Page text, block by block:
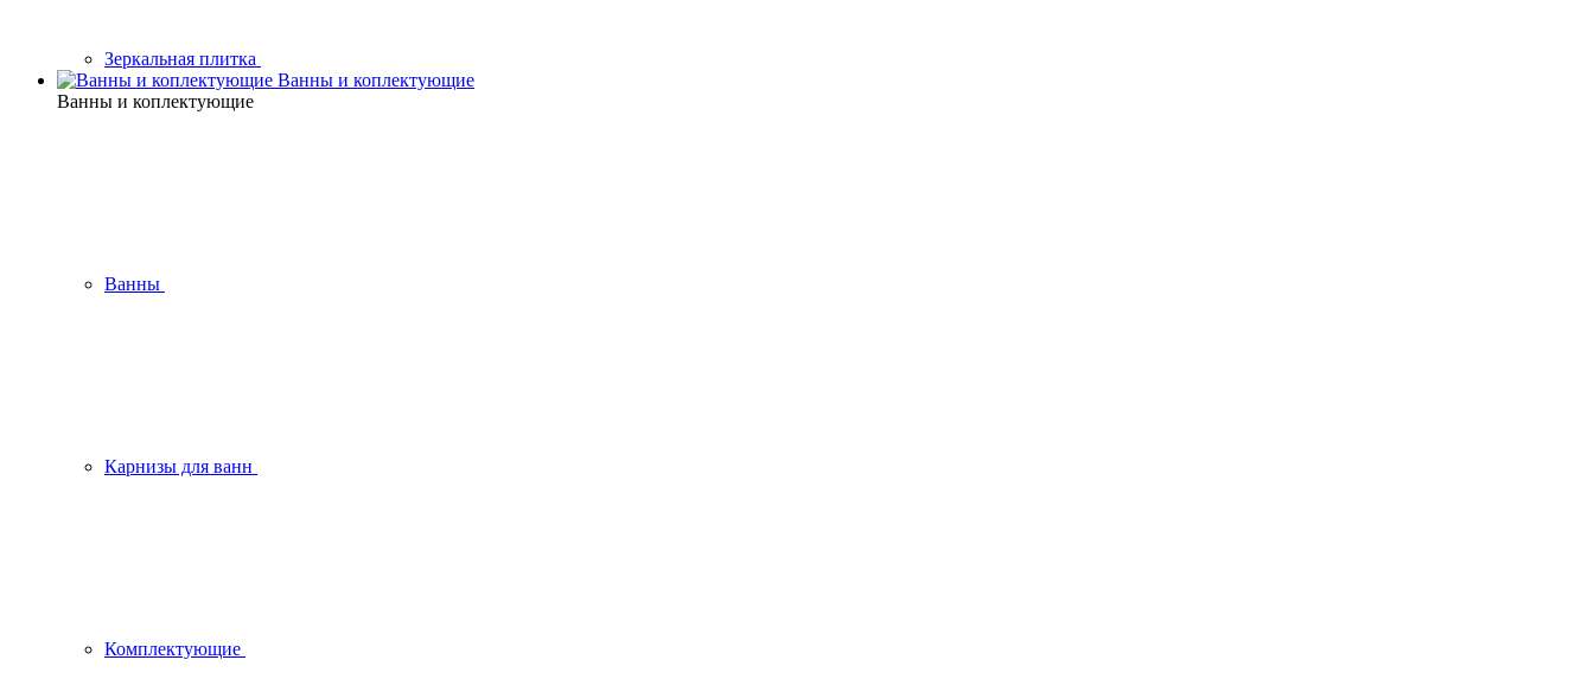
Зеркальная плитка
Ванны и коплектующие
Ванны и коплектующие
Ванны
Карнизы для ванн
Комплектующие